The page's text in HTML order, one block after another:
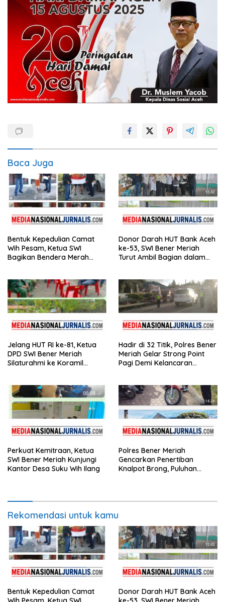
Baca Juga
Bentuk Kepedulian Camat
Wih Pesam, Ketua SWI
Bagikan Bendera Merah
Donor Darah HUT Bank Aceh
ke-53, SWI Bener Meriah
Turut Ambil Bagian dalam
Jelang HUT RI ke-81, Ketua
DPD SWI Bener Meriah
Silaturahmi ke Koramil
Hadir di 32 Titik, Polres Bener
Meriah Gelar Strong Point
Pagi Demi Kelancaran
Perkuat Kemitraan, Ketua
SWI Bener Meriah Kunjungi
Kantor Desa Suku Wih Ilang
Polres Bener Meriah
Gencarkan Penertiban
Knalpot Brong, Puluhan
Rekomendasi untuk kamu
Bentuk Kepedulian Camat
Donor Darah HUT Bank Aceh